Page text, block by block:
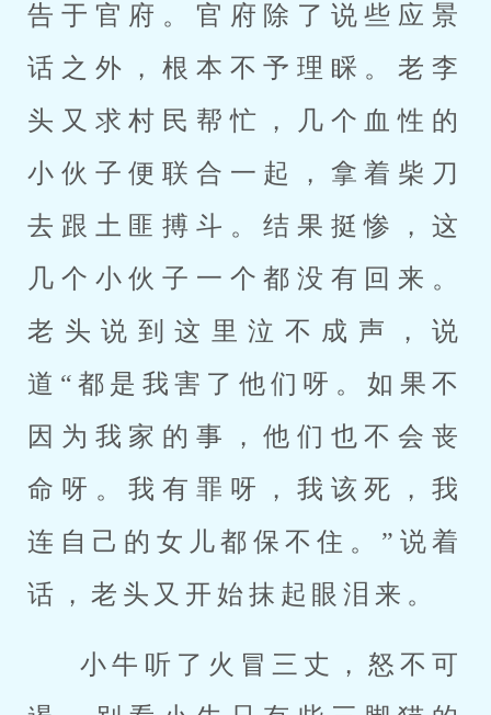
告于官府。官府除了说些应景
话之外，根本不予理睬。老李
头又求村民帮忙，几个血性的
小伙子便联合一起，拿着柴刀
去跟土匪搏斗。结果挺惨，这
几个小伙子一个都没有回来。
老头说到这里泣不成声，说
道“都是我害了他们呀。如果不
因为我家的事，他们也不会丧
命呀。我有罪呀，我该死，我
连自己的女儿都保不住。”说着
话，老头又开始抹起眼泪来。
小牛听了火冒三丈，怒不可